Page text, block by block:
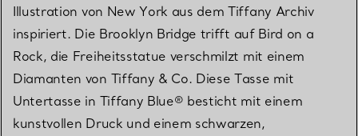
Illustration von New York aus dem Tiffany Archiv
inspiriert. Die Brooklyn Bridge trifft auf Bird on a
Rock, die Freiheitsstatue verschmilzt mit einem
Diamanten von Tiffany & Co. Diese Tasse mit
Untertasse in Tiffany Blue® besticht mit einem
kunstvollen Druck und einem schwarzen,